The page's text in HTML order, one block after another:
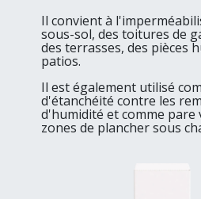
Il convient à
sous-sol, des toitures de
des terrasses, des pièces
patios.
Il est également utilisé
d'étanchéité contre les
d'humidité et comme pare
zones de plancher sous